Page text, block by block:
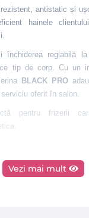
antistatic și
hainele
închiderea reglabilă
tip de corp. Cu un
BLACK PRO
oferit în salon.
pentru frizerii
Vezi mai mult